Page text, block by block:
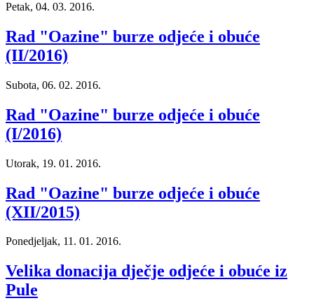
Petak, 04. 03. 2016.
Rad "Oazine" burze odjeće i obuće
(II/2016)
Subota, 06. 02. 2016.
Rad "Oazine" burze odjeće i obuće
(I/2016)
Utorak, 19. 01. 2016.
Rad "Oazine" burze odjeće i obuće
(XII/2015)
Ponedjeljak, 11. 01. 2016.
Velika donacija dječje odjeće i obuće iz
Pule